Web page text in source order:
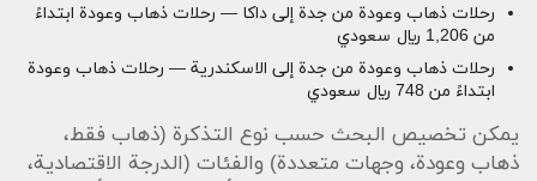
رحلات ذهاب وعودة من جدة إلى داكا — رحلات ذهاب وعودة ابتداءً
من 1,206 ريال سعودي
رحلات ذهاب وعودة من جدة إلى الاسكندرية — رحلات ذهاب وعودة
ابتداءً من 748 ريال سعودي
يمكن تخصيص البحث حسب نوع التذكرة (ذهاب فقط،
ذهاب وعودة، وجهات متعددة) والفئات (الدرجة الاقتصادية،